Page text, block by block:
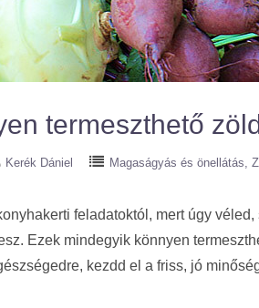
termeszthető
Kerék Dániel Magaságyás és önellátás
feladatoktól, mert úgy
Ezek mindegyik könnyen
kezdd el a friss, jó